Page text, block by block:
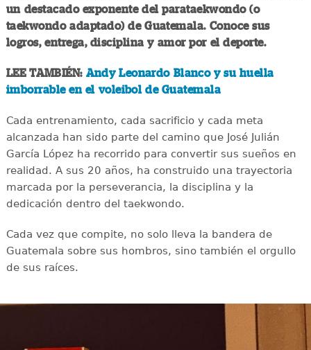
un destacado exponente del parataekwondo (o
taekwondo adaptado) de Guatemala. Conoce sus
logros, entrega, disciplina y amor por el deporte.
LEE TAMBIÉN: Andy Leonardo Blanco y su huella
imborrable en el voleibol de Guatemala
Cada entrenamiento, cada sacrificio y cada meta
alcanzada han sido parte del camino que José Julián
García López ha recorrido para convertir sus sueños en
realidad. A sus 20 años, ha construido una trayectoria
marcada por la perseverancia, la disciplina y la
dedicación dentro del taekwondo.
Cada vez que compite, no solo lleva la bandera de
Guatemala sobre sus hombros, sino también el orgullo
de sus raíces.